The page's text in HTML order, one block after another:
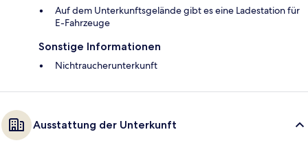
Auf dem Unterkunftsgelände gibt es eine Ladestation für
E-Fahrzeuge
Sonstige Informationen
Nichtraucherunterkunft
Ausstattung der Unterkunft